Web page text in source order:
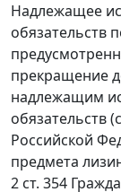
Надлежащее
обязательств
прекращение
надлежащим
обязательств
Российской
предмета
2 ст. 354